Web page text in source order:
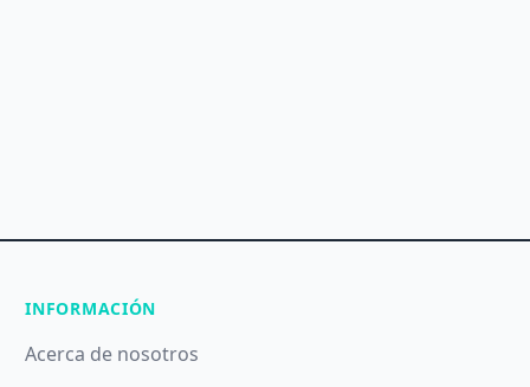
INFORMACIÓN
Acerca de nosotros